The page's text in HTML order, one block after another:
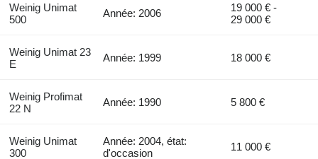
Weinig Unimat
500
Année: 2006
19 000 € -
29 000 €
Weinig Unimat 23
E
Année: 1999 18 000 €
Weinig Profimat
22 N
Année: 1990 5 800 €
Weinig Unimat
300
Année: 2004, état:
d'occasion
11 000 €